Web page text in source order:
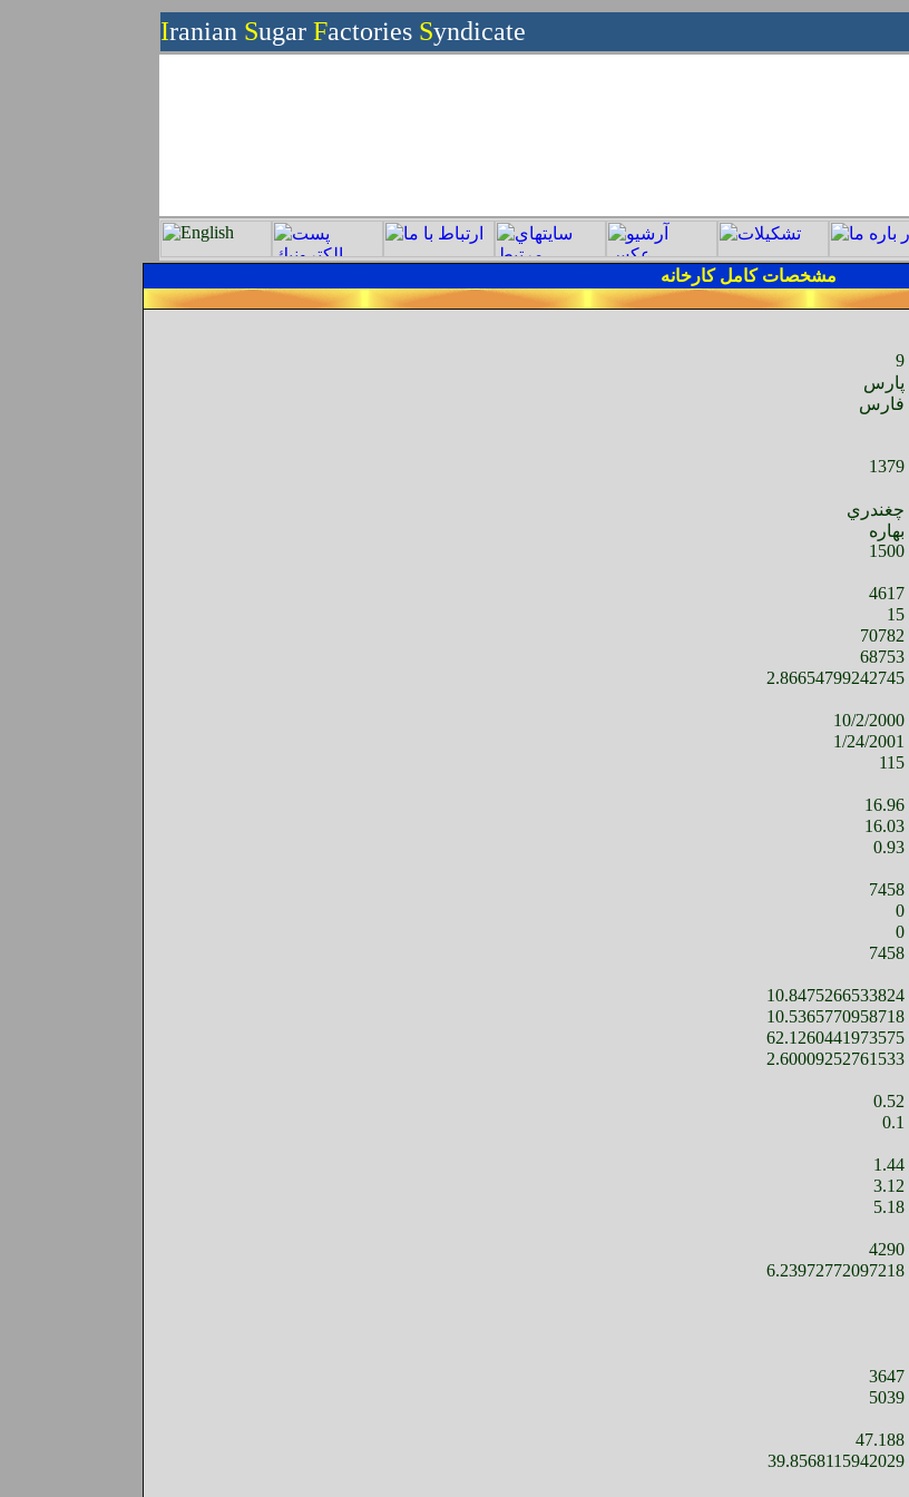
Iranian Sugar Factories Syndicate
مشخصات کامل كارخانه
9
1379
1500
4617
15
70782
68753
2.86654799242745
10/2/2000
1/24/2001
115
16.96
16.03
0.93
7458
0
0
7458
10.8475266533824
10.5365770958718
62.1260441973575
2.60009252761533
0.52
0.1
1.44
3.12
5.18
4290
6.23972772097218
3647
5039
47.188
39.8568115942029